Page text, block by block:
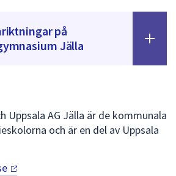
på
Jälla
Uppsala AG Jälla är de kommunala
och är en del av Uppsala